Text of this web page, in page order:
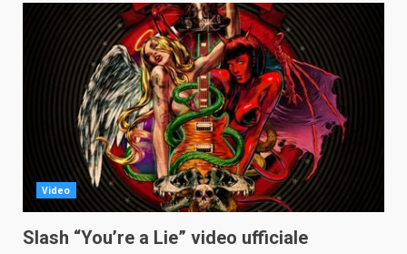
Video
Slash “You’re a Lie” video ufficiale